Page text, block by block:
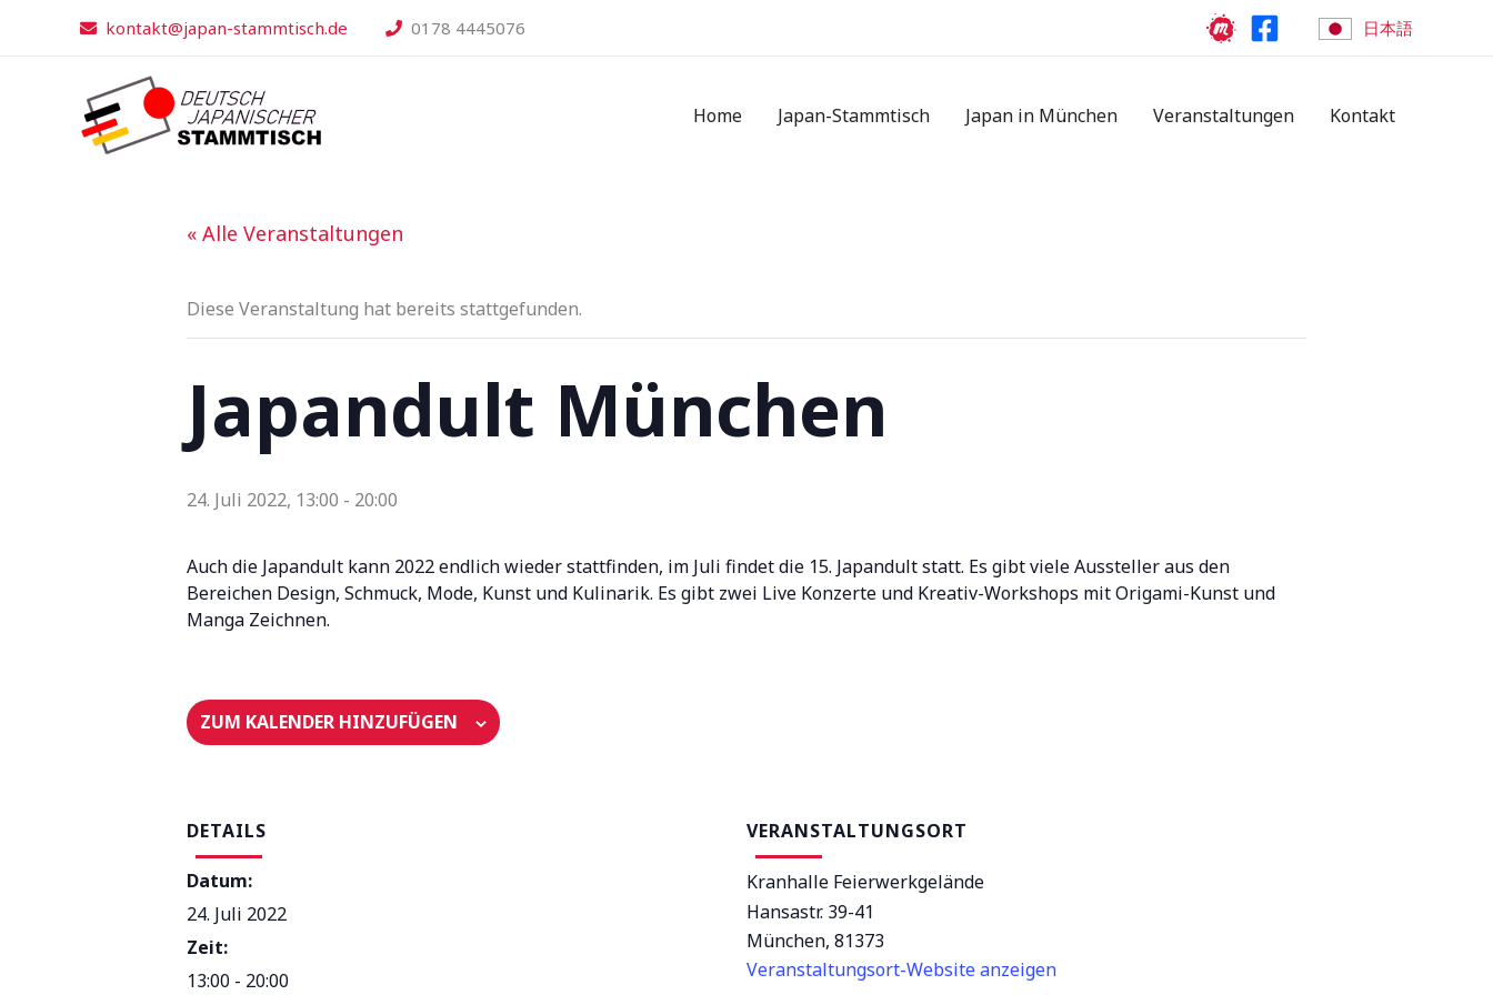
kontakt@japan-stammtisch.de 0178 4445076 日本語
Home Japan-Stammtisch Japan in München Veranstaltungen Kontakt
« Alle Veranstaltungen
Diese Veranstaltung hat bereits stattgefunden.
Japandult München
24. Juli 2022, 13:00 - 20:00
Auch die Japandult kann 2022 endlich wieder stattfinden, im Juli findet die 15. Japandult statt. Es gibt viele Aussteller aus den
Bereichen Design, Schmuck, Mode, Kunst und Kulinarik. Es gibt zwei Live Konzerte und Kreativ-Workshops mit Origami-Kunst und
Manga Zeichnen.
ZUM KALENDER HINZUFÜGEN
DETAILS
Datum:
24. Juli 2022
Zeit:
13:00 - 20:00
VERANSTALTUNGSORT
Kranhalle Feierwerkgelände
Hansastr. 39-41
München, 81373
Veranstaltungsort-Website anzeigen